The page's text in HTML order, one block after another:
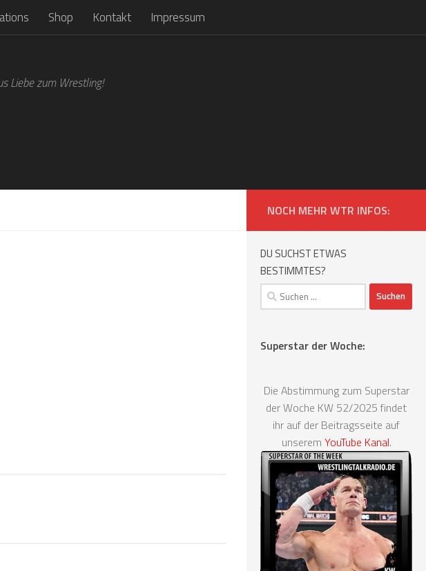
Shop Kontakt Impressum
Liebe zum Wrestling!
NOCH MEHR WTR INFOS:
DU SUCHST ETWAS
BESTIMMTES?
Suchen
nach:
Superstar der Woche:
Die Abstimmung zum Superstar
der Woche KW 52/2025 findet
ihr auf der Beitragsseite auf
unserem YouTube Kanal.